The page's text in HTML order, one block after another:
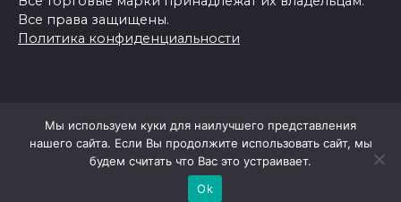
Все права защищены.
Политика конфиденциальности
Мы используем куки для наилучшего представления
нашего сайта. Если Вы продолжите использовать сайт, мы
будем считать что Вас это устраивает.
Ok